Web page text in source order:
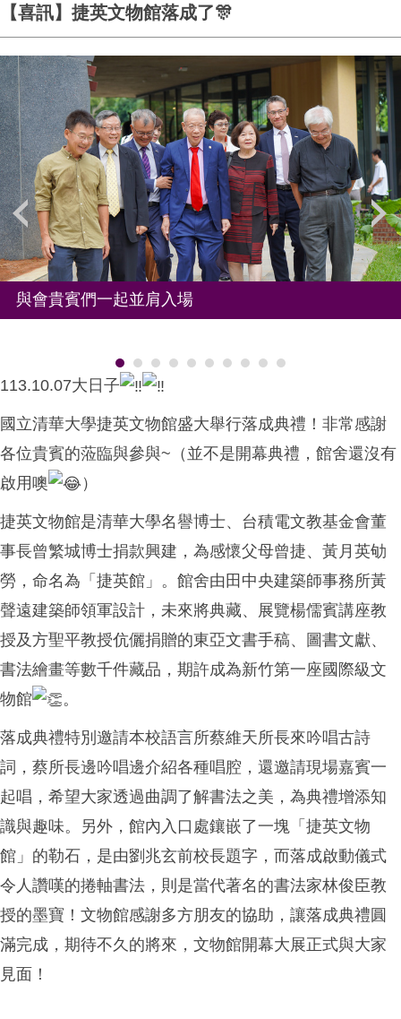
【喜訊】捷英文物館落成了🎊
與會貴賓們一起並肩入場
113.10.07大日子
國立清華大學捷英文物館盛大舉行落成典禮！非常感謝
各位貴賓的蒞臨與參與~（ 並不是開幕典禮 ， 館舍還沒有
啟用噢
）
捷英文物館是清華大學名譽博士、台積電文教基金會董
事長曾繁城博士捐款興建，為感懷父母曾捷、黃月英劬
勞，命名為「捷英館」。館舍由田中央建築師事務所黃
聲遠建築師領軍設計，未來將典藏、展覽楊儒賓講座教
授及方聖平教授伉儷捐贈的東亞文書手稿、圖書文獻、
書法繪畫等數千件藏品，期許成為新竹第一座國際級文
物館
。
落成典禮特別邀請本校語言所蔡維天所長來吟唱古詩
詞，蔡所長邊吟唱邊介紹各種唱腔，還邀請現場嘉賓一
起唱，希望大家透過曲調了解書法之美，為典禮增添知
識與趣味。另外，館內入口處鑲嵌了一塊「捷英文物
館」的勒石，是由劉兆玄前校長題字，而落成啟動儀式
令人讚嘆的捲軸書法，則是當代著名的書法家林俊臣教
授的墨寶！文物館感謝多方朋友的協助，讓落成典禮圓
滿完成，期待不久的將來，文物館開幕大展正式與大家
見面！